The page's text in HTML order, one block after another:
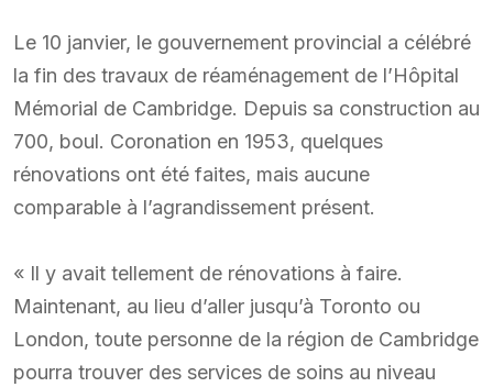
Le 10 janvier, le gouvernement provincial a célébré
la fin des travaux de réaménagement de l’Hôpital
Mémorial de Cambridge. Depuis sa construction au
700, boul. Coronation en 1953, quelques
rénovations ont été faites, mais aucune
comparable à l’agrandissement présent.
« Il y avait tellement de rénovations à faire.
Maintenant, au lieu d’aller jusqu’à Toronto ou
London, toute personne de la région de Cambridge
pourra trouver des services de soins au niveau